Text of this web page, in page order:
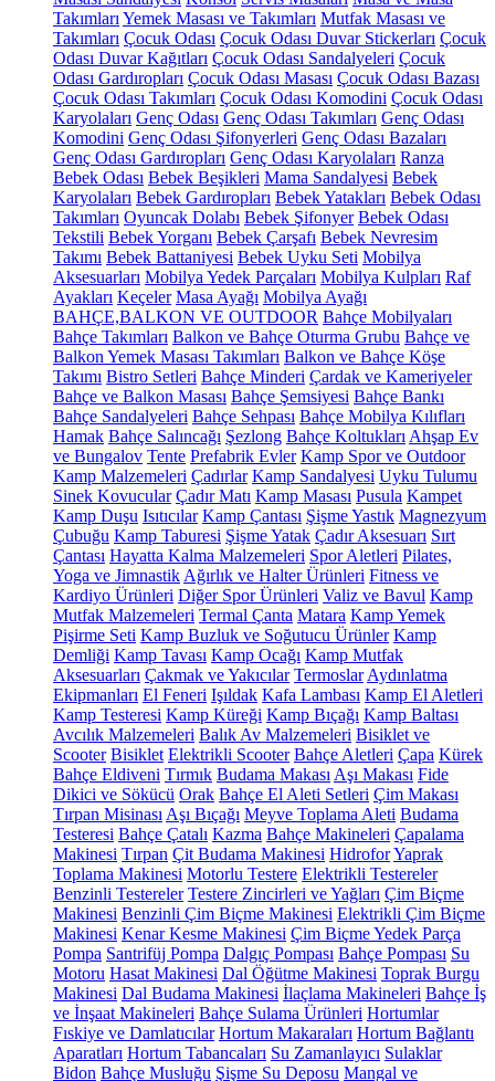
Takımları Yemek Masası ve Takımları Mutfak Masası ve
Takımları Çocuk Odası Çocuk Odası Duvar Stickerları Çocuk
Odası Duvar Kağıtları Çocuk Odası Sandalyeleri Çocuk
Odası Gardıropları Çocuk Odası Masası Çocuk Odası Bazası
Çocuk Odası Takımları Çocuk Odası Komodini Çocuk Odası
Karyolaları Genç Odası Genç Odası Takımları Genç Odası
Komodini Genç Odası Şifonyerleri Genç Odası Bazaları
Genç Odası Gardıropları Genç Odası Karyolaları Ranza
Bebek Odası Bebek Beşikleri Mama Sandalyesi Bebek
Karyolaları Bebek Gardıropları Bebek Yatakları Bebek Odası
Takımları Oyuncak Dolabı Bebek Şifonyer Bebek Odası
Tekstili Bebek Yorganı Bebek Çarşafı Bebek Nevresim
Takımı Bebek Battaniyesi Bebek Uyku Seti Mobilya
Aksesuarları Mobilya Yedek Parçaları Mobilya Kulpları Raf
Ayakları Keçeler Masa Ayağı Mobilya Ayağı
BAHÇE,BALKON VE OUTDOOR Bahçe Mobilyaları
Bahçe Takımları Balkon ve Bahçe Oturma Grubu Bahçe ve
Balkon Yemek Masası Takımları Balkon ve Bahçe Köşe
Takımı Bistro Setleri Bahçe Minderi Çardak ve Kameriyeler
Bahçe ve Balkon Masası Bahçe Şemsiyesi Bahçe Bankı
Bahçe Sandalyeleri Bahçe Sehpası Bahçe Mobilya Kılıfları
Hamak Bahçe Salıncağı Şezlong Bahçe Koltukları Ahşap Ev
ve Bungalov Tente Prefabrik Evler Kamp Spor ve Outdoor
Kamp Malzemeleri Çadırlar Kamp Sandalyesi Uyku Tulumu
Sinek Kovucular Çadır Matı Kamp Masası Pusula Kampet
Kamp Duşu Isıtıcılar Kamp Çantası Şişme Yastık Magnezyum
Çubuğu Kamp Taburesi Şişme Yatak Çadır Aksesuarı Sırt
Çantası Hayatta Kalma Malzemeleri Spor Aletleri Pilates,
Yoga ve Jimnastik Ağırlık ve Halter Ürünleri Fitness ve
Kardiyo Ürünleri Diğer Spor Ürünleri Valiz ve Bavul Kamp
Mutfak Malzemeleri Termal Çanta Matara Kamp Yemek
Pişirme Seti Kamp Buzluk ve Soğutucu Ürünler Kamp
Demliği Kamp Tavası Kamp Ocağı Kamp Mutfak
Aksesuarları Çakmak ve Yakıcılar Termoslar Aydınlatma
Ekipmanları El Feneri Işıldak Kafa Lambası Kamp El Aletleri
Kamp Testeresi Kamp Küreği Kamp Bıçağı Kamp Baltası
Avcılık Malzemeleri Balık Av Malzemeleri Bisiklet ve
Scooter Bisiklet Elektrikli Scooter Bahçe Aletleri Çapa Kürek
Bahçe Eldiveni Tırmık Budama Makası Aşı Makası Fide
Dikici ve Sökücü Orak Bahçe El Aleti Setleri Çim Makası
Tırpan Misinası Aşı Bıçağı Meyve Toplama Aleti Budama
Testeresi Bahçe Çatalı Kazma Bahçe Makineleri Çapalama
Makinesi Tırpan Çit Budama Makinesi HidroforYaprak
Toplama Makinesi Motorlu Testere Elektrikli Testereler
Benzinli Testereler Testere Zincirleri ve Yağları Çim Biçme
Makinesi Benzinli Çim Biçme Makinesi Elektrikli Çim Biçme
Makinesi Kenar Kesme Makinesi Çim Biçme Yedek Parça
Pompa Santrifüj Pompa Dalgıç Pompası Bahçe Pompası Su
Motoru Hasat Makinesi Dal Öğütme Makinesi Toprak Burgu
Makinesi Dal Budama Makinesi İlaçlama Makineleri Bahçe İş
ve İnşaat Makineleri Bahçe Sulama Ürünleri Hortumlar
Fıskiye ve Damlatıcılar Hortum Makaraları Hortum Bağlantı
Aparatları Hortum Tabancaları Su Zamanlayıcı Sulaklar
Bidon Bahçe Musluğu Şişme Su Deposu Mangal ve